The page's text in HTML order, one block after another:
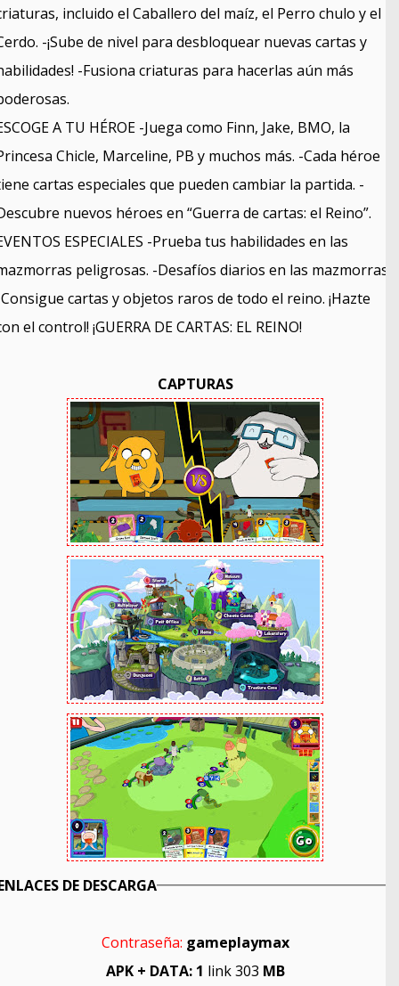
incluido el Caballero del maíz, el Perro chulo y el
-¡Sube de nivel para desbloquear nuevas cartas y
-Fusiona criaturas para hacerlas aún más
A TU HÉROE -Juega como Finn, Jake, BMO, la
Chicle, Marceline, PB y muchos más. -Cada héroe
cartas especiales que pueden cambiar la partida. -
nuevos héroes en “Guerra de cartas: el Reino”.
ESPECIALES -Prueba tus habilidades en las
peligrosas. -Desafíos diarios en las mazmorras.
cartas y objetos raros de todo el reino. ¡Hazte
el control! ¡GUERRA DE CARTAS: EL REINO!
CAPTURAS
DE DESCARGA
Contraseña: gameplaymax
APK + DATA: 1 link 303 MB